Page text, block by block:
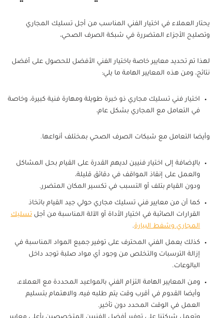
يحتار العملاء في اختيار الفني المناسب من أجل تسليك المجاري
وتصليح الأجزاء المتضررة في شبكة الصرف الصحي،
لهذا تم تحديد معايير خاصة باختيار الفني الأفضل للحصول على أفضل
نتائج، ومن هذه المعايير الهامة ما يلي:
اختيار فني تسليك مجاري ذو خبرة طويلة ومهارة فنية كبيرة، وخاصة
في التعامل مع المجاري بشكل عام،
وأيضا التعامل مع شبكات الصرف الصحي بمختلف أنواعها.
بالإضافة إلى اختيار فنيين لديهم القدرة على القيام بحل المشاكل
والعمل على إنقاذ المواقف في دقائق قليلة،
ودون القيام بتلف أو التسبب في تكسير المكان المتضرر.
كما أن من معايير فني تسليك مجاري حولي جيد القيام باتخاذ
القرارات الصائبة في اختيار الأداة أو الآلة المناسبة من أجل تسليك
المجاري وشفط البيارة.
كذلك يعمل الفني المحترف على توفير جميع المواد المناسبة في
إزالة الترسبات والتخلص من وجود أي مواد صلبة توجد داخل
البالوعات.
ومن المعايير الهامة التزام الفني بالمواعيد المحددة مع العملاء،
وأيضا القدوم في أقرب وقت يتم طلبه فيه، والاهتمام بتسليم
العمل في الوقت المحدد دون تأخير.